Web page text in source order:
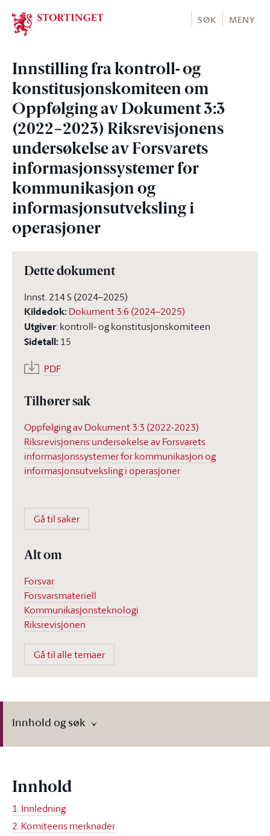
Stortinget.no
SØK MENY
Innstilling fra kontroll- og
konstitusjonskomiteen om
Oppfølging av Dokument 3:3
(2022−2023) Riksrevisjonens
undersøkelse av Forsvarets
informasjonssystemer for
kommunikasjon og
informasjonsutveksling i
operasjoner
Dette dokument
Innst. 214 S (2024–2025)
Kildedok: Dokument 3:6 (2024–2025)
Utgiver:kontroll- og konstitusjonskomiteen
Sidetall: 15
PDF
Tilhører sak
Oppfølging av Dokument 3:3 (2022-2023)
Riksrevisjonens undersøkelse av Forsvarets
informasjonssystemer for kommunikasjon og
informasjonsutveksling i operasjoner
Gå til saker
Alt om
Forsvar
Forsvarsmateriell
Kommunikasjonsteknologi
Riksrevisjonen
Gå til alle temaer
Innhold og søk
Innhold
1. Innledning
2. Komiteens merknader